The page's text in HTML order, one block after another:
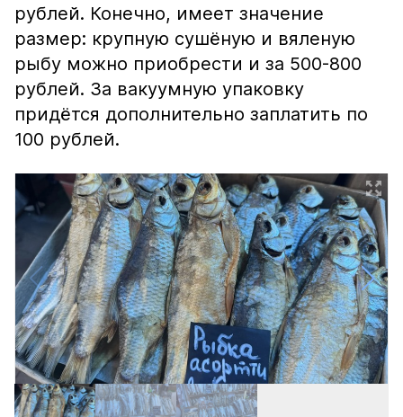
рублей. Конечно, имеет значение
размер: крупную сушёную и вяленую
рыбу можно приобрести и за 500-800
рублей. За вакуумную упаковку
придётся дополнительно заплатить по
100 рублей.